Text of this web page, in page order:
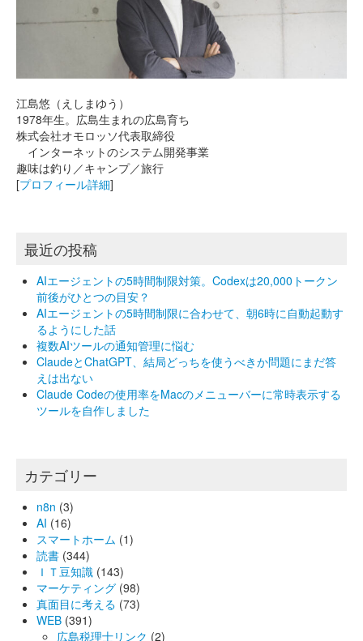
江島悠（えしまゆう）
1978年生。広島生まれの広島育ち
株式会社オモロッソ代表取締役
インターネットのシステム開発事業
趣味は釣り／キャンプ／旅行
[プロフィール詳細]
最近の投稿
AIエージェントの5時間制限対策。Codexは20,000トークン
前後がひとつの目安？
AIエージェントの5時間制限に合わせて、朝6時に自動起動す
るようにした話
複数AIツールの通知管理に悩む
ClaudeとChatGPT、結局どっちを使うべきか問題にまだ答
えは出ない
Claude Codeの使用率をMacのメニューバーに常時表示する
ツールを自作しました
カテゴリー
n8n (3)
AI (16)
スマートホーム (1)
読書 (344)
ＩＴ豆知識 (143)
マーケティング (98)
真面目に考える (73)
WEB (391)
広島税理士リンク (2)